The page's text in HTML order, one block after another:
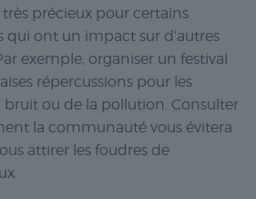
très précieux pour certains
qui ont un impact sur d’autres
exemple, organiser un festival
répercussions pour les
bruit ou de la pollution. Consulter
la communauté vous évitera
attirer les foudres de